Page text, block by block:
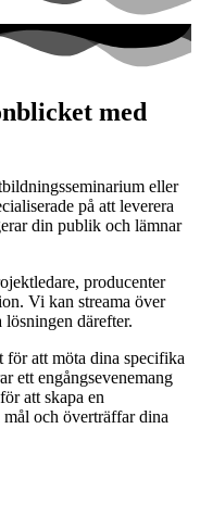
med
eller
på att leverera
din publik och lämnar
producenter
Vi kan streama över
lösningen därefter.
för att möta dina specifika
ett engångsevenemang
att skapa en
och överträffar dina